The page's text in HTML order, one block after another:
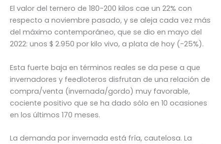
El valor del ternero de 180-200 kilos cae un 22% con
respecto a noviembre pasado, y se aleja cada vez más
del máximo contemporáneo, que se dio en mayo del
2022: unos $ 2.950 por kilo vivo, a plata de hoy (-25%).
Esta fuerte baja en términos reales se da pese a que
invernadores y feedloteros disfrutan de una relación de
compra/venta (invernada/gordo) muy favorable,
cociente positivo que se ha dado sólo en 10 ocasiones
en los últimos 170 meses.
La demanda por invernada está fría, cautelosa. La